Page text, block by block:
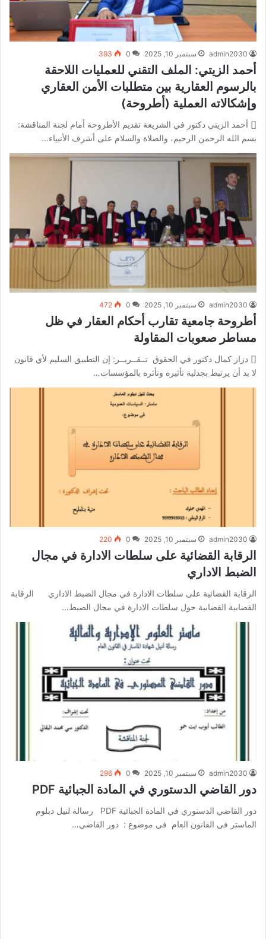
admin2030 سبتمبر 10, 2025 0
393
أحمد الزيتي: الملف التقني للعمليات اللاحقة
بالرسوم العقارية بين متطلبات الأمن العقاري
وإشكالاته العملية (أطروحة)
[] أحمد الزيتي دكتور في الشريعة تقديم الأطروحة أمام لجنة المناقشة:
بسم الله الرحمن الرحيم، والصلاة والسلام على أشرف الأنبياء…
admin2030 سبتمبر 10, 2025 0
472
أطروحة جامعية تقارب أحكام العقار في ظل
مساطر صعوبات المقاولة
[] دزاز كمال دكتور في الحقوق تــقــريــر: إن التطبيق السليم لأي قانون
لا بد أن يرتبط بجدلية تأثيره وتأثره بالمؤسسات…
admin2030 سبتمبر 10, 2025 0
220
الرقابة القضائية على سلطات الادارة في مجال
الضبط الاداري
الرقابة القضائية على سلطات الادارة في مجال الضبط الاداري الرقابة
القضاىية القضاىية حول سلطات الادارة في مجال الضبط…
admin2030 سبتمبر 10, 2025 0
296
دور القاضي الدستوري في المادة الجبائية PDF
دور القاضي الدستوري في المادة الجبائية PDF رسالة لنيل دبلوم
الماستر في القانون العام في موضوع : دور القاضي…